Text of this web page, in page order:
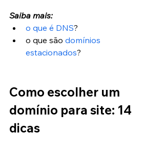
Saiba mais:
o que é DNS?
o que são domínios
estacionados?
Como escolher um
domínio para site: 14
dicas